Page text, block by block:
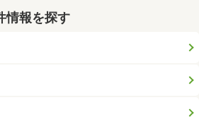
情報を探す